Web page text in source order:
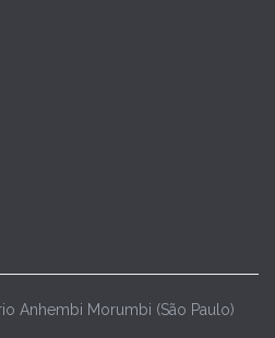
Anhembi Morumbi (São Paulo)